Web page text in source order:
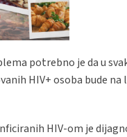
potrebno je da u
HIV+ osoba bude
HIV-om je